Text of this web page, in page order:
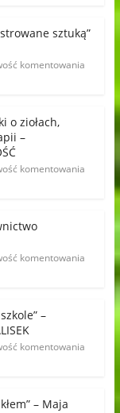
sztuką”
komentowania
o ziołach,
–
komentowania
komentowania
–
komentowania
– Maja